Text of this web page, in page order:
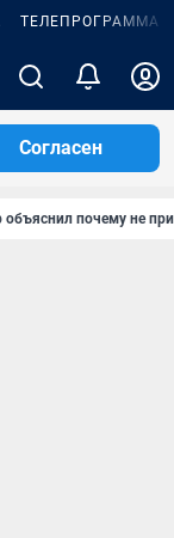
ТЕЛЕПРОГРАММА
Согласен
объяснил почему не